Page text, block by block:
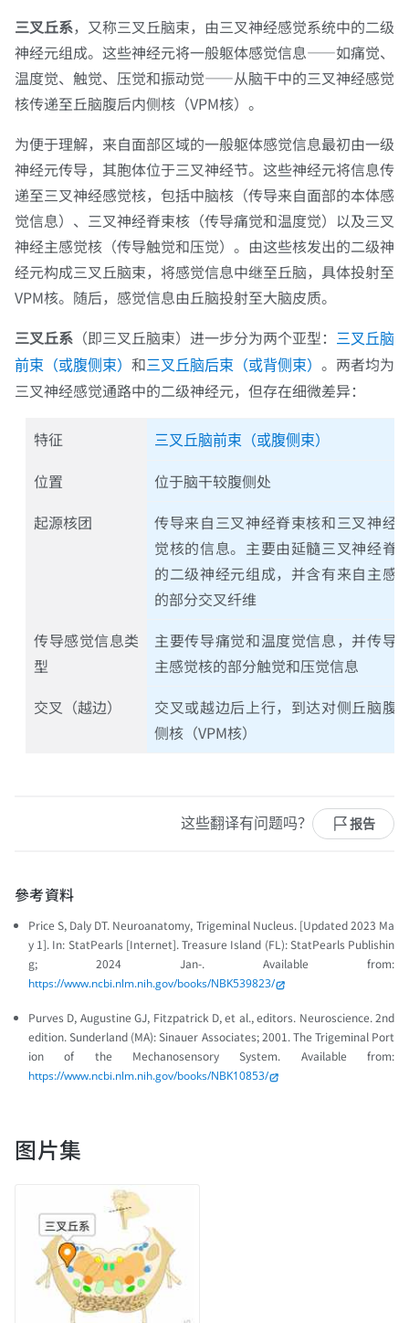
三叉丘系，又称三叉丘脑束，由三叉神经感觉系统中的二级
神经元组成。这些神经元将一般躯体感觉信息——如痛觉、
温度觉、触觉、压觉和振动觉——从脑干中的三叉神经感觉
核传递至丘脑腹后内侧核（VPM核）。
为便于理解，来自面部区域的一般躯体感觉信息最初由一级
神经元传导，其胞体位于三叉神经节。这些神经元将信息传
递至三叉神经感觉核，包括中脑核（传导来自面部的本体感
觉信息）、三叉神经脊束核（传导痛觉和温度觉）以及三叉
神经主感觉核（传导触觉和压觉）。由这些核发出的二级神
经元构成三叉丘脑束，将感觉信息中继至丘脑，具体投射至
VPM核。随后，感觉信息由丘脑投射至大脑皮质。
三叉丘系 （即三叉丘脑束）进一步分为两个亚型： 三叉丘脑
前束（或腹侧束） 和三叉丘脑后束（或背侧束） 。两者均为
三叉神经感觉通路中的二级神经元，但存在细微差异：
特征 三叉丘脑前束（或腹侧束）
位置
位于脑干较腹侧处
起源核团
传导来自三叉神经脊束核和三叉神经
觉核的信息。主要由延髓三叉神经脊
的二级神经元组成，并含有来自主感
的部分交叉纤维
传导感觉信息类
型
主要传导痛觉和温度觉信息，并传导
主感觉核的部分触觉和压觉信息
交叉（越边）
交叉或越边后上行，到达对侧丘脑腹
侧核（VPM核）
这些翻译有问题吗？ 报告
參考資料
Price S, Daly DT. Neuroanatomy, Trigeminal Nucleus. [Updated 2023 Ma
y 1]. In: StatPearls [Internet]. Treasure Island (FL): StatPearls Publishin
g; 2024 Jan-. Available from:
https://www.ncbi.nlm.nih.gov/books/NBK539823/
Purves D, Augustine GJ, Fitzpatrick D, et al., editors. Neuroscience. 2nd
edition. Sunderland (MA): Sinauer Associates; 2001. The Trigeminal Port
ion of the Mechanosensory System. Available from:
https://www.ncbi.nlm.nih.gov/books/NBK10853/
图片集